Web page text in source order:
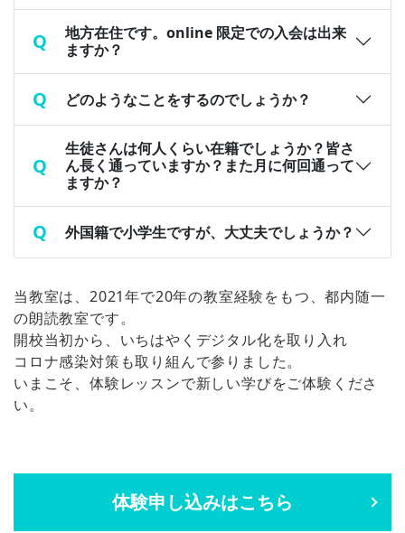
地方在住です。online 限定での入会は出来
ますか？
どのようなことをするのでしょうか？
生徒さんは何人くらい在籍でしょうか？皆さ
ん長く通っていますか？また月に何回通って
ますか？
外国籍で小学生ですが、大丈夫でしょうか？
当教室は、2021年で20年の教室経験をもつ、都内随一
の朗読教室です。
開校当初から、いちはやくデジタル化を取り入れ
コロナ感染対策も取り組んで参りました。
いまこそ、体験レッスンで新しい学びをご体験くださ
い。
体験申し込みはこちら